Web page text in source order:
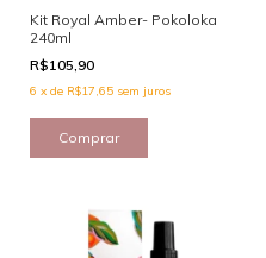
Kit Royal Amber- Pokoloka
240ml
R$105,90
6 x de R$17,65 sem juros